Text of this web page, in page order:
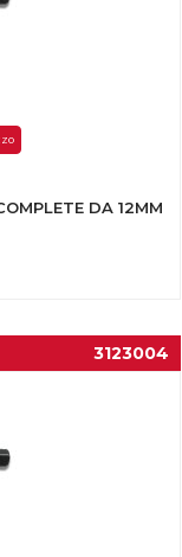
DA 12MM
3123004